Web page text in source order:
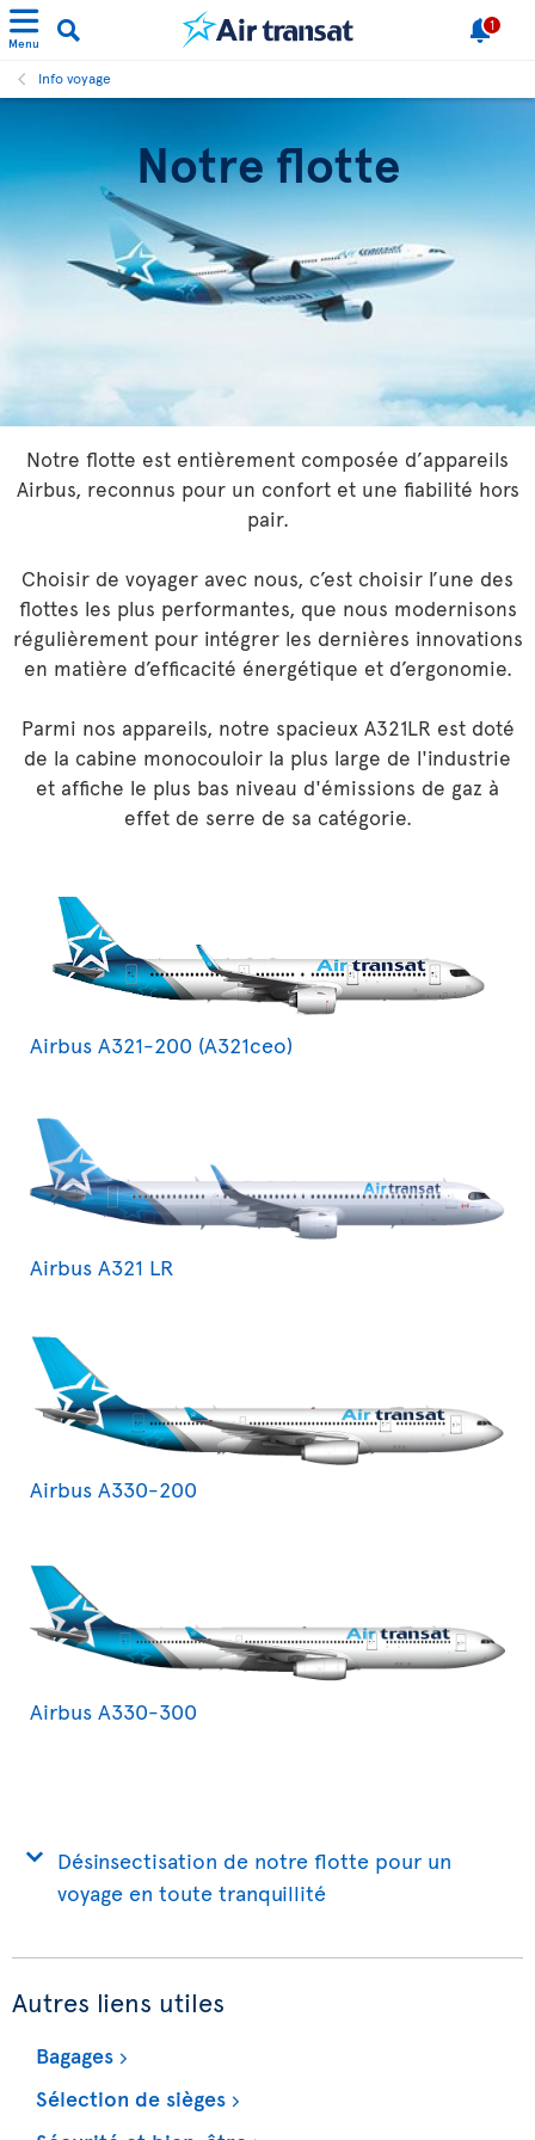
Menu
1
Info voyage
Notre flotte
Notre flotte est entièrement composée d’appareils
Airbus, reconnus pour un confort et une fiabilité hors
pair.
Choisir de voyager avec nous, c’est choisir l’une des
flottes les plus performantes, que nous modernisons
régulièrement pour intégrer les dernières innovations
en matière d’efficacité énergétique et d’ergonomie.
Parmi nos appareils, notre spacieux A321LR est doté
de la cabine monocouloir la plus large de l'industrie
et affiche le plus bas niveau d'émissions de gaz à
effet de serre de sa catégorie.
Airbus A321-200 (A321ceo)
Airbus A321 LR
Airbus A330-200
Airbus A330-300
Désinsectisation de notre flotte pour un
voyage en toute tranquillité
Autres liens utiles
Bagages
Sélection de sièges